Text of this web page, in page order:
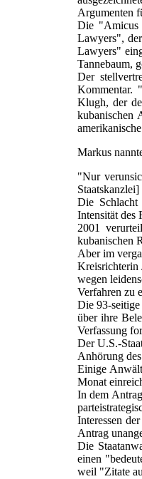
Argumenten
Die "Amicus
Lawyers",
Lawyers"
Tannebaum,
Der
Kommentar.
Klugh, der
kubanischen
Markus
"Nur
Die
Intensität des
2001
kubanischen
Aber im
Kreisrichterin
wegen
Verfahren zu
Die 93-
über ihre
Verfassung
Der U.S.-
Anhörung
Einige
Monat
In dem
Interessen
Antrag
Die
einen
weil "Zitate